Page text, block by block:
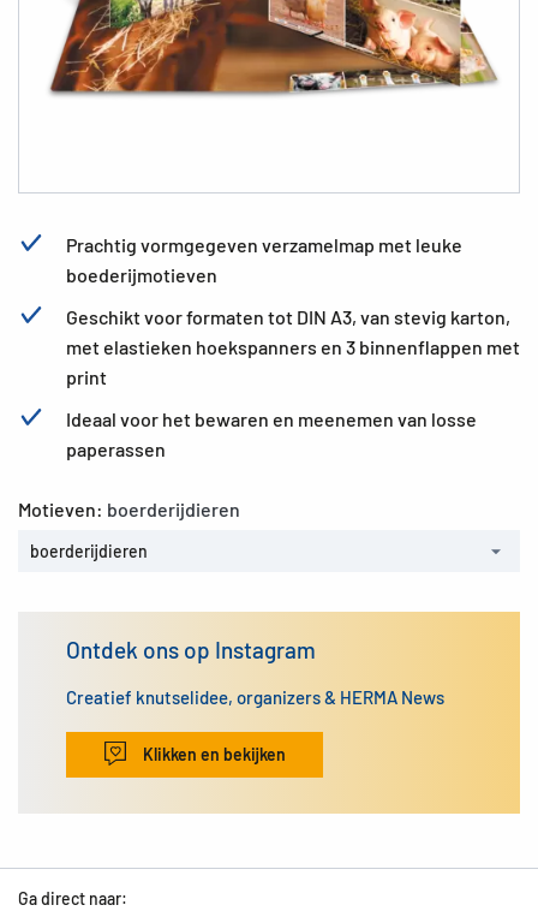
Prachtig vormgegeven verzamelmap met leuke
boederijmotieven
Geschikt voor formaten tot DIN A3, van stevig karton,
met elastieken hoekspanners en 3 binnenflappen met
print
Ideaal voor het bewaren en meenemen van losse
paperassen
Motieven: boerderijdieren
boerderijdieren
Ontdek ons op Instagram
Creatief knutselidee, organizers & HERMA News
Klikken en bekijken
Ga direct naar: